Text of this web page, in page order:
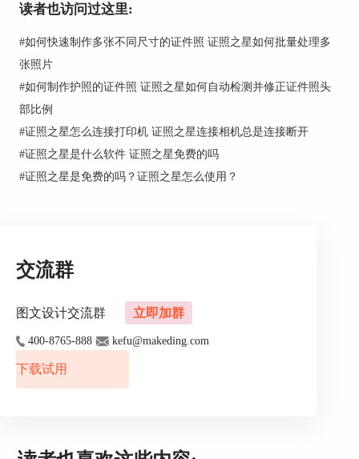
数码相机联机拍摄这一功能指的是，用户可以使用
可联机的数码电子产品进行更专业的拍摄。需要高
级版本的证照之星软件才能进行使用，如果有需要
的朋友可以去证照之星中文官网自行了解。
加工处理正面照
追求快捷的朋友可以优先选择证照之星的智能成像
功能“一键证件照”，一键完成的照片上面可能会有
读者也访问过这里:
#如何快速制作多张不同尺寸的证件照 证照之星如何批量处理多
张照片
#如何制作护照的证件照 证照之星如何自动检测并修正证件照头
部比例
#证照之星怎么连接打印机 证照之星连接相机总是连接断开
#证照之星是什么软件 证照之星免费的吗
#证照之星是免费的吗？证照之星怎么使用？
交流群
图文设计交流群 立即加群
400-8765-888 kefu@makeding.com
下载试用